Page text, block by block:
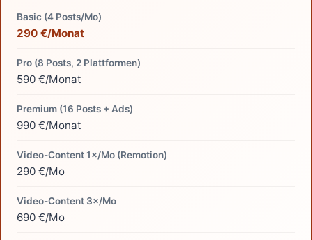
Basic (4 Posts/Mo)
290 €/Monat
Pro (8 Posts, 2 Plattformen)
590 €/Monat
Premium (16 Posts + Ads)
990 €/Monat
Video-Content 1×/Mo (Remotion)
290 €/Mo
Video-Content 3×/Mo
690 €/Mo